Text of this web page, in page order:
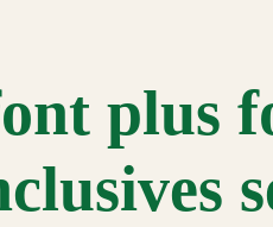
plus